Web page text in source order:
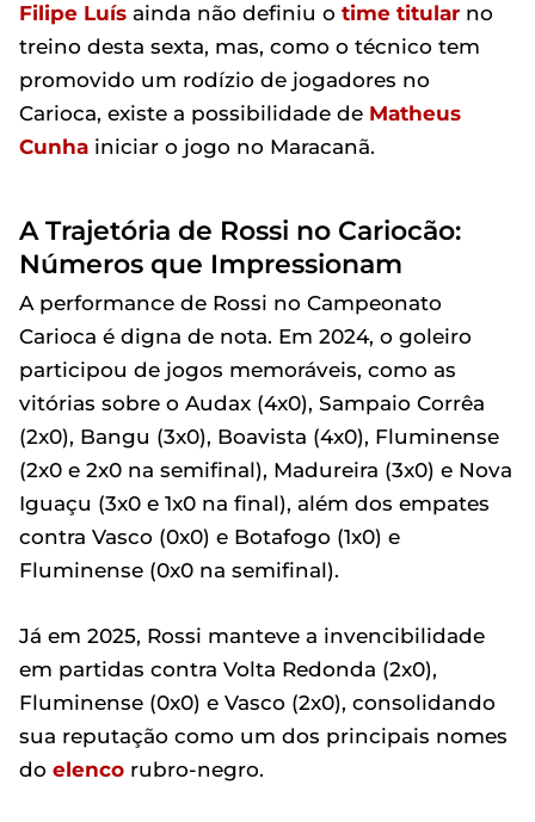
Filipe Luís ainda não definiu o time titular no
treino desta sexta, mas, como o técnico tem
promovido um rodízio de jogadores no
Carioca, existe a possibilidade de Matheus
Cunha iniciar o jogo no Maracanã.
A Trajetória de Rossi no Cariocão:
Números que Impressionam
A performance de Rossi no Campeonato
Carioca é digna de nota. Em 2024, o goleiro
participou de jogos memoráveis, como as
vitórias sobre o Audax (4x0), Sampaio Corrêa
(2x0), Bangu (3x0), Boavista (4x0), Fluminense
(2x0 e 2x0 na semifinal), Madureira (3x0) e Nova
Iguaçu (3x0 e 1x0 na final), além dos empates
contra Vasco (0x0) e Botafogo (1x0) e
Fluminense (0x0 na semifinal).
Já em 2025, Rossi manteve a invencibilidade
em partidas contra Volta Redonda (2x0),
Fluminense (0x0) e Vasco (2x0), consolidando
sua reputação como um dos principais nomes
do elenco rubro-negro.